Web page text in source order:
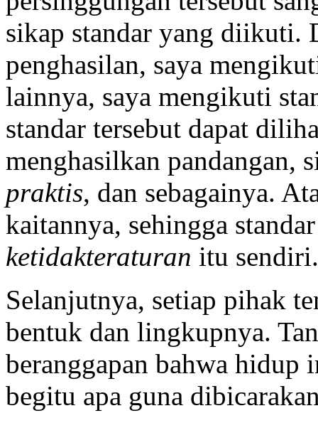
sikap standar yang diikuti.
penghasilan, saya
lainnya, saya mengikuti
standar tersebut dapat
menghasilkan pandangan,
praktis, dan sebagainya.
kaitannya, sehingga
ketidakteraturan itu sendiri.
Selanjutnya, setiap pihak
bentuk dan lingkupnya.
beranggapan bahwa
begitu apa guna